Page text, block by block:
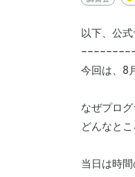
以下、公式
今回は、8
なぜプロ
どんなと
当日は時